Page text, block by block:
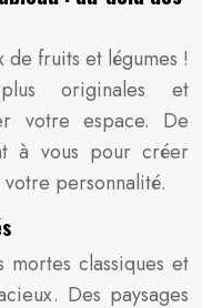
fruits et légumes !
originales et
votre espace. De
à vous pour créer
personnalité.
mortes classiques et
Des paysages